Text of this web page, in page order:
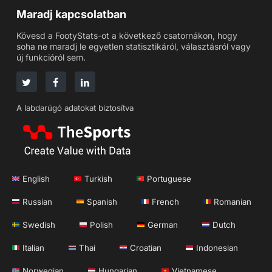
Maradj kapcsolatban
Kövesd a FootyStats-ot a következő csatornákon, hogy
soha ne maradj le egyetlen statisztikáról, választásról vagy
új funkcióról sem.
A labdarúgó adatokat biztosítva
English Turkish Portuguese
Russian Spanish French Romanian
Swedish Polish German Dutch
Italian Thai Croatian Indonesian